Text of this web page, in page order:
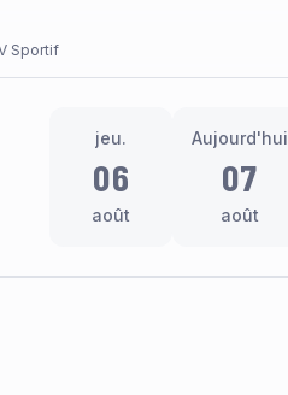
Sportif
jeu.
06
août
Aujourd'hui
07
août